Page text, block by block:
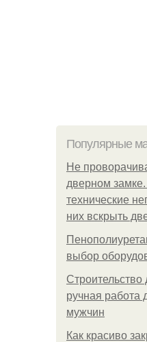
Популярные
Не
дверном
технические
них вскрыть
выбор
Строительство
ручная работа
мужчин
Как красиво